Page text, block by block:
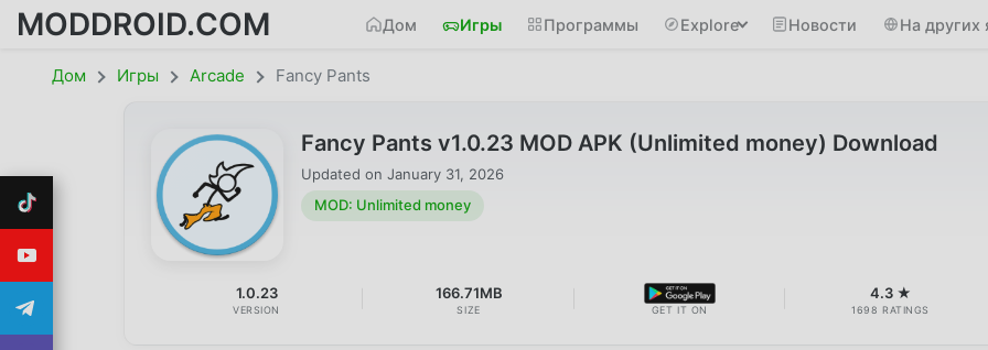
MODDROID.COM Дом Игры Программы Explore Новости На других
Дом Игры Arcade Fancy Pants
Fancy Pants v1.0.23 MOD APK (Unlimited money) Download
Updated on January 31, 2026
MOD: Unlimited money
1.0.23
VERSION
166.71MB
SIZE GET IT ON
4.3 ★
1698 RATINGS